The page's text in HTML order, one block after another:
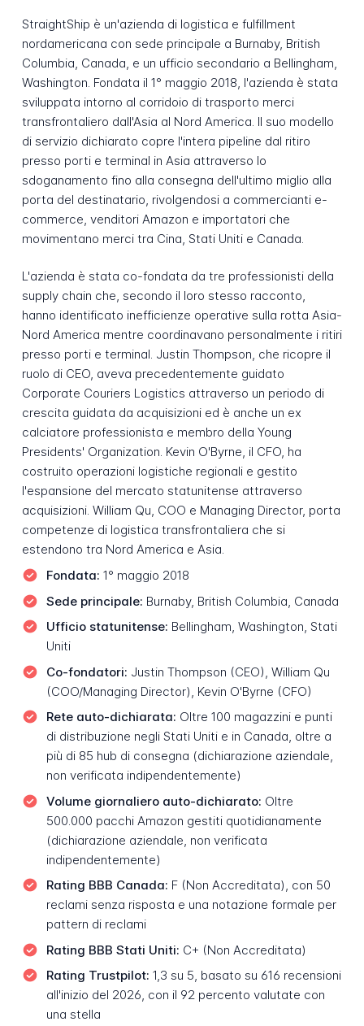
StraightShip è un'azienda di logistica e fulfillment
nordamericana con sede principale a Burnaby, British
Columbia, Canada, e un ufficio secondario a Bellingham,
Washington. Fondata il 1° maggio 2018, l'azienda è stata
sviluppata intorno al corridoio di trasporto merci
transfrontaliero dall'Asia al Nord America. Il suo modello
di servizio dichiarato copre l'intera pipeline dal ritiro
presso porti e terminal in Asia attraverso lo
sdoganamento fino alla consegna dell'ultimo miglio alla
porta del destinatario, rivolgendosi a commercianti e-
commerce, venditori Amazon e importatori che
movimentano merci tra Cina, Stati Uniti e Canada.
L'azienda è stata co-fondata da tre professionisti della
supply chain che, secondo il loro stesso racconto,
hanno identificato inefficienze operative sulla rotta Asia-
Nord America mentre coordinavano personalmente i ritiri
presso porti e terminal. Justin Thompson, che ricopre il
ruolo di CEO, aveva precedentemente guidato
Corporate Couriers Logistics attraverso un periodo di
crescita guidata da acquisizioni ed è anche un ex
calciatore professionista e membro della Young
Presidents' Organization. Kevin O'Byrne, il CFO, ha
costruito operazioni logistiche regionali e gestito
l'espansione del mercato statunitense attraverso
acquisizioni. William Qu, COO e Managing Director, porta
competenze di logistica transfrontaliera che si
estendono tra Nord America e Asia.
Fondata: 1° maggio 2018
Sede principale: Burnaby, British Columbia, Canada
Ufficio statunitense: Bellingham, Washington, Stati
Uniti
Co-fondatori: Justin Thompson (CEO), William Qu
(COO/Managing Director), Kevin O'Byrne (CFO)
Rete auto-dichiarata: Oltre 100 magazzini e punti
di distribuzione negli Stati Uniti e in Canada, oltre a
più di 85 hub di consegna (dichiarazione aziendale,
non verificata indipendentemente)
Volume giornaliero auto-dichiarato: Oltre
500.000 pacchi Amazon gestiti quotidianamente
(dichiarazione aziendale, non verificata
indipendentemente)
Rating BBB Canada: F (Non Accreditata), con 50
reclami senza risposta e una notazione formale per
pattern di reclami
Rating BBB Stati Uniti: C+ (Non Accreditata)
Rating Trustpilot: 1,3 su 5, basato su 616 recensioni
all'inizio del 2026, con il 92 percento valutate con
una stella